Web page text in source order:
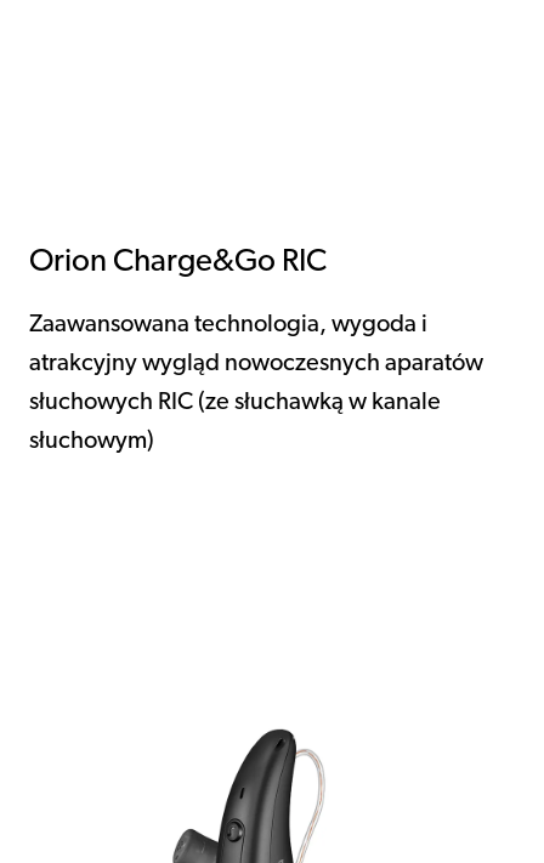
Orion Charge&Go RIC
Zaawansowana technologia, wygoda i
atrakcyjny wygląd nowoczesnych aparatów
słuchowych RIC (ze słuchawką w kanale
słuchowym)